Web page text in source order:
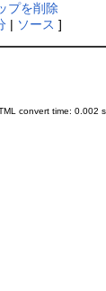
プを削除
| ソース ]
convert time: 0.002